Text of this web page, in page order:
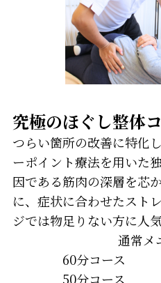
究極のほぐし整体
つらい箇所の改善に特化
ーポイント療法を用いた
因である筋肉の深層を芯
に、症状に合わせたスト
ジでは物足りない方に人
通常メ
60分コース
50分コース